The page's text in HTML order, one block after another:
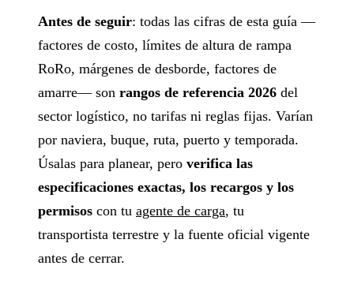
Antes de seguir: todas las cifras de esta guía —
factores de costo, límites de altura de rampa
RoRo, márgenes de desborde, factores de
amarre— son rangos de referencia 2026 del
sector logístico, no tarifas ni reglas fijas. Varían
por naviera, buque, ruta, puerto y temporada.
Úsalas para planear, pero verifica las
especificaciones exactas, los recargos y los
permisos con tu agente de carga, tu
transportista terrestre y la fuente oficial vigente
antes de cerrar.